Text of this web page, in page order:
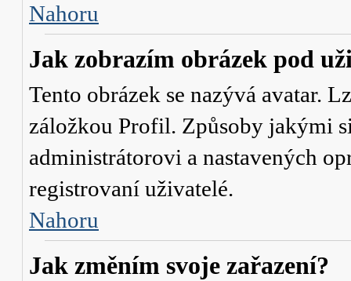
Nahoru
Jak zobrazím obrázek pod
Tento obrázek se nazývá avatar.
záložkou Profil. Způsoby jakými
administrátorovi a nastavených
registrovaní uživatelé.
Nahoru
Jak změním svoje zařazení?